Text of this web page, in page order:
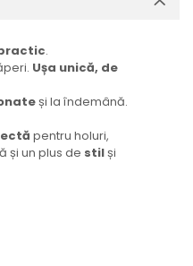
.
Ușa unică, de
și la îndemână.
pentru holuri,
și un plus de stilși